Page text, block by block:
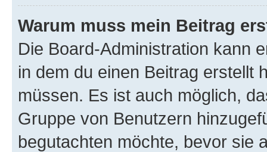
Warum muss mein Beitrag
Die Board-Administration kann
in dem du einen Beitrag erstellt
müssen. Es ist auch möglich,
Gruppe von Benutzern
begutachten möchte, bevor sie